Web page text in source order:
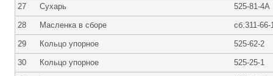
27 Сухарь 525-81-4А
28 Масленка в сборе сб.311-66-
29 Кольцо упорное 525-62-2
30 Кольцо упорное 525-25-1